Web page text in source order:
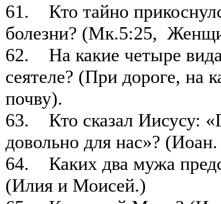
61. Кто тайно
болезни? (Мк.5:25,
62. На какие четыре
сеятеле? (При дороге, на
почву).
63. Кто сказал Иисусу:
довольно для нас»?
64. Каких два мужа
(Илия и Моисей.)